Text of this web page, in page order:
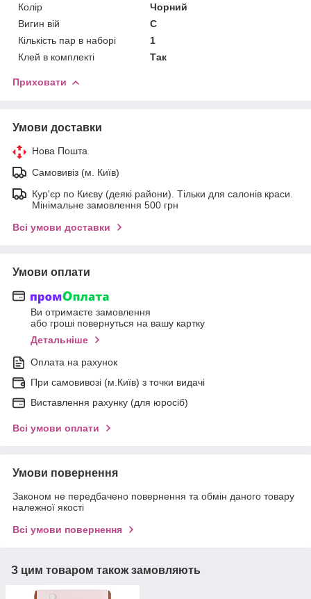
Колір
Чорний
Вигин вій
C
Кількість пар в наборі
1
Клей в комплекті
Так
Приховати
Умови доставки
Нова Пошта
Самовивіз (м. Київ)
Кур'єр по Києву (деякі райони). Тільки для салонів краси.
Мінімальне замовлення 500 грн
Всі умови доставки
Умови оплати
Ви отримаєте замовлення
або гроші повернуться на вашу картку
Детальніше
Оплата на рахунок
При самовивозі (м.Київ) з точки видачі
Виставлення рахунку (для юросіб)
Всі умови оплати
Умови повернення
Законом не передбачено повернення та обмін даного товару
належної якості
Всі умови повернення
З цим товаром також замовляють